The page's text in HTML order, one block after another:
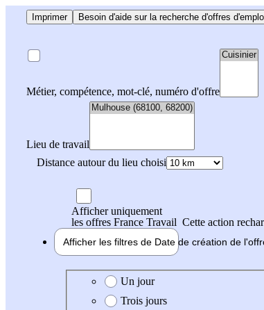
Imprimer Besoin d'aide sur la recherche d'offres
Métier, compétence, mot-clé, numéro d'offre
Lieu de travail
Distance autour du lieu choisi
Afficher uniquement
les offres France Travail Cette action
Afficher les filtres de Date de création de
Date de création de l'offre
Un jour
Trois jours